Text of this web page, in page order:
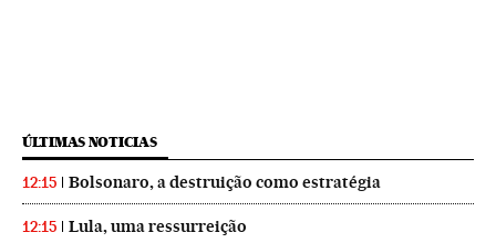
ÚLTIMAS NOTICIAS
12:15 Bolsonaro, a destruição como estratégia
12:15 Lula, uma ressurreição